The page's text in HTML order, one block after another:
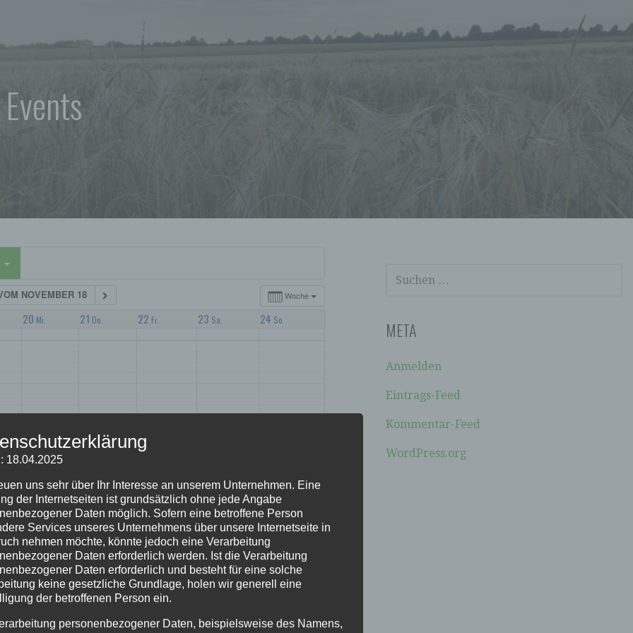
Woche
NOVEMBER 18
20 Mi. 21 Do. 22 Fr. 23 Sa. 24 So.
SUCHEN
NACH:
META
Anmelden
Eintrags-Feed
Kommentar-Feed
WordPress.org
18.04.2025
uns sehr über Ihr Interesse an unserem Unternehmen. Eine
der Internetseiten ist grundsätzlich ohne jede Angabe
Daten möglich. Sofern eine betroffene Person
Services unseres Unternehmens über unsere Internetseite in
nehmen möchte, könnte jedoch eine Verarbeitung
Daten erforderlich werden. Ist die Verarbeitung
Daten erforderlich und besteht für eine solche
keine gesetzliche Grundlage, holen wir generell eine
der betroffenen Person ein.
personenbezogener Daten, beispielsweise des Namens,